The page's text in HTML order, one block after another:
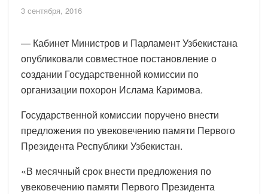
3 сентября, 2016
— Кабинет Министров и Парламент Узбекистана
опубликовали совместное постановление о
создании Государственной комиссии по
организации похорон Ислама Каримова.
Государственной комиссии поручено внести
предложения по увековечению памяти Первого
Президента Республики Узбекистан.
«В месячный срок внести предложения по
увековечению памяти Первого Президента